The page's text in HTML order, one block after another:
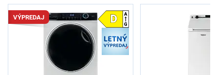
VÝPREDAJ